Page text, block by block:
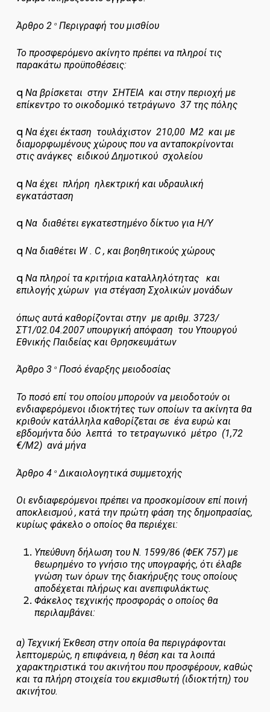
Άρθρο 2 ο Περιγραφή του μισθίου
Το προσφερόμενο ακίνητο πρέπει να πληροί τις
παρακάτω προϋποθέσεις:
q Να βρίσκεται στην ΣΗΤΕΙΑ και στην περιοχή με
επίκεντρο το οικοδομικό τετράγωνο 37 της πόλης
q Να έχει έκταση τουλάχιστον 210,00 Μ2 και με
διαμορφωμένους χώρους που να ανταποκρίνονται
στις ανάγκες ειδικού Δημοτικού σχολείου
q Να έχει πλήρη ηλεκτρική και υδραυλική
εγκατάσταση
q Να διαθέτει εγκατεστημένο δίκτυο για Η/Υ
q Να διαθέτει W . C , και βοηθητικούς χώρους
q Να πληροί τα κριτήρια καταλληλότητας και
επιλογής χώρων για στέγαση Σχολικών μονάδων
όπως αυτά καθορίζονται στην με αριθμ. 3723/
ΣΤ1/02.04.2007 υπουργική απόφαση του Υπουργού
Εθνικής Παιδείας και Θρησκευμάτων
Άρθρο 3 οΠοσό έναρξης μειοδοσίας
Το ποσό επί του οποίου μπορούν να μειοδοτούν οι
ενδιαφερόμενοι ιδιοκτήτες των οποίων τα ακίνητα θα
κριθούν κατάλληλα καθορίζεται σε ένα ευρώ και
εβδομήντα δύο λεπτά το τετραγωνικό μέτρο (1,72
€/Μ2) ανά μήνα
Άρθρο 4 οΔικαιολογητικά συμμετοχής
Οι ενδιαφερόμενοι πρέπει να προσκομίσουν επί ποινή
αποκλεισμού , κατά την πρώτη φάση της δημοπρασίας,
κυρίως φάκελο ο οποίος θα περιέχει:
Υπεύθυνη δήλωση του Ν. 1599/86 (ΦΕΚ 757) με
θεωρημένο το γνήσιο της υπογραφής, ότι έλαβε
γνώση των όρων της διακήρυξης τους οποίους
αποδέχεται πλήρως και ανεπιφυλάκτως.
Φάκελος τεχνικής προσφοράς ο οποίος θα
περιλαμβάνει:
α) Τεχνική Έκθεση στην οποία θα περιγράφονται
λεπτομερώς, η επιφάνεια, η θέση και τα λοιπά
χαρακτηριστικά του ακινήτου που προσφέρουν, καθώς
και τα πλήρη στοιχεία του εκμισθωτή (ιδιοκτήτη) του
ακινήτου.